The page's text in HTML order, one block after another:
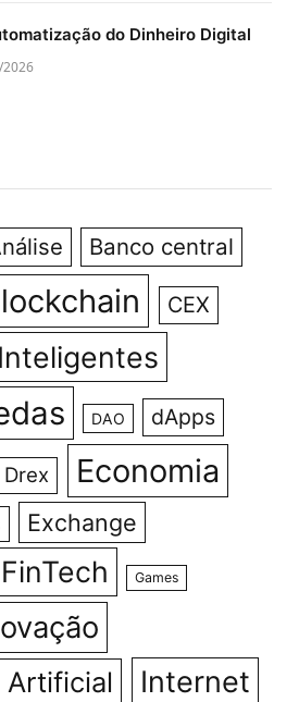
do Dinheiro Digital
Banco central
CEX
DAO dApps
Drex Economia
Exchange
FinTech Games
Artificial Internet